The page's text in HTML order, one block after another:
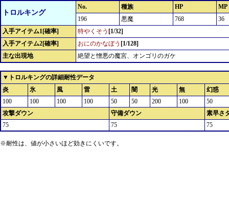
トロルキング
No. 種族 HP
MP
196
悪魔 768
36
入手アイテム1[確率]
特やくそう [1/32]
入手アイテム2[確率]
おにのかなぼう [1/128]
主な出現地
絶望と憎悪の魔宮、オンゴリのガケ
▼トロルキングの詳細耐性データ
炎
氷 風 雷 土 闇 光 無
幻惑
100
100 100 100 50 50 200 100
50
攻撃ダウン
守備ダウン
素早さ
75
75 75
※耐性は、値が小さいほど効きにくいです。